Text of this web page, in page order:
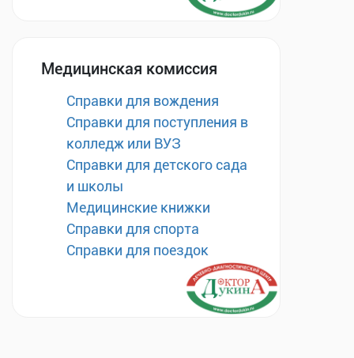
Медицинская комиссия
Справки для вождения
Справки для поступления в
колледж или ВУЗ
Справки для детского сада
и школы
Медицинские книжки
Справки для спорта
Справки для поездок